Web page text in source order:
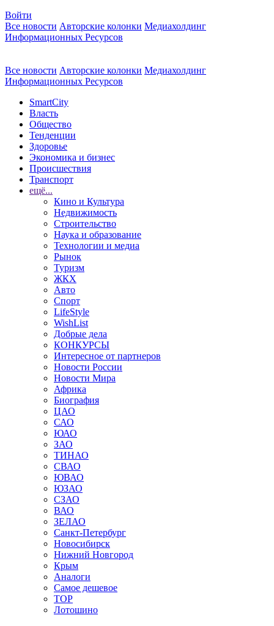
Войти
Все новости Авторские колонки Медиахолдинг
Информационных Ресурсов
Все новости Авторские колонки Медиахолдинг
Информационных Ресурсов
SmartCity
Власть
Общество
Тенденции
Здоровье
Экономика и бизнес
Происшествия
Транспорт
ещё...
Кино и Культура
Недвижимость
Строительство
Наука и образование
Технологии и медиа
Рынок
Туризм
ЖКХ
Авто
Спорт
LifeStyle
WishList
Добрые дела
КОНКУРСЫ
Интересное от партнеров
Новости России
Новости Мира
Африка
Биография
ЦАО
САО
ЮАО
ЗАО
ТИНАО
СВАО
ЮВАО
ЮЗАО
СЗАО
ВАО
ЗЕЛАО
Санкт-Петербург
Новосибирск
Нижний Новгород
Крым
Аналоги
Самое дешевое
TOP
Лотошино